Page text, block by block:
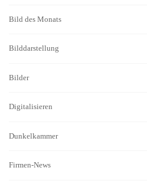
Bild des Monats
Bilddarstellung
Bilder
Digitalisieren
Dunkelkammer
Firmen-News